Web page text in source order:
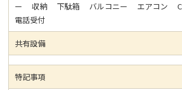
ー 収納 下駄箱 バルコニー エアコン
電話受付
共有設備
特記事項